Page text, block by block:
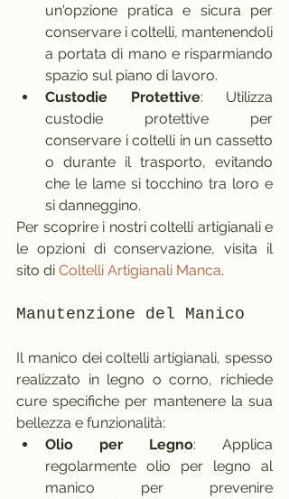
un'opzione pratica e sicura per
conservare i coltelli, mantenendoli
a portata di mano e risparmiando
spazio sul piano di lavoro.
Custodie Protettive: Utilizza
custodie protettive per
conservare i coltelli in un cassetto
o durante il trasporto, evitando
che le lame si tocchino tra loro e
si danneggino.
Per scoprire i nostri coltelli artigianali e
le opzioni di conservazione, visita il
sito di Coltelli Artigianali Manca.
Manutenzione del Manico
Il manico dei coltelli artigianali, spesso
realizzato in legno o corno, richiede
cure specifiche per mantenere la sua
bellezza e funzionalità:
Olio per Legno: Applica
regolarmente olio per legno al
manico per prevenire